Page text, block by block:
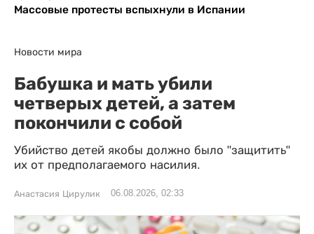
Массовые протесты вспыхнули в Испании
Новости мира
Бабушка и мать убили
четверых детей, а затем
покончили с собой
Убийство детей якобы должно было "защитить"
их от предполагаемого насилия.
Анастасия Цирулик 06.08.2026, 02:33